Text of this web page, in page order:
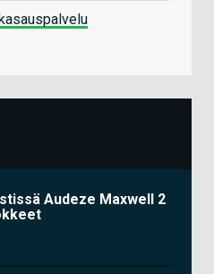
Audeze Maxwell 2